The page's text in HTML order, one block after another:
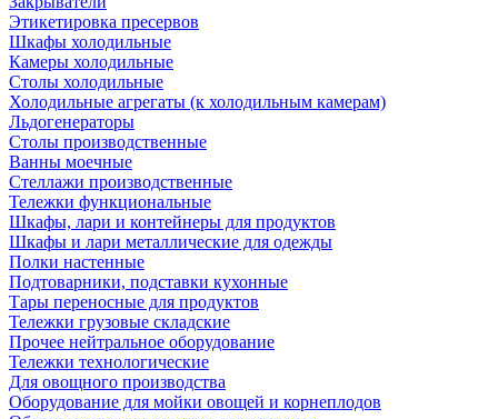
Этикетировка пресервов
Шкафы холодильные
Камеры холодильные
Столы холодильные
Холодильные агрегаты (к холодильным камерам)
Льдогенераторы
Столы производственные
Ванны моечные
Стеллажи производственные
Тележки функциональные
Шкафы, лари и контейнеры для продуктов
Шкафы и лари металлические для одежды
Полки настенные
Подтоварники, подставки кухонные
Тары переносные для продуктов
Тележки грузовые складские
Прочее нейтральное оборудование
Тележки технологические
Для овощного производства
Оборудование для мойки овощей и корнеплодов